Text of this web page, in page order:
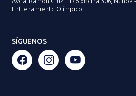
Entrenamiento Olímpico
SÍGUENOS